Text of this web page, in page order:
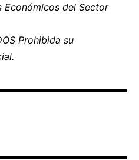
Económicos del Sector
Prohibida su